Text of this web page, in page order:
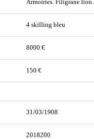
Armoiries. Filigrane lion.
4 skilling bleu
8000 €
150 €
31/03/1908
2018200